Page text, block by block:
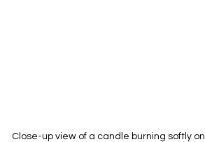
Close-up view of a candle burning softly on